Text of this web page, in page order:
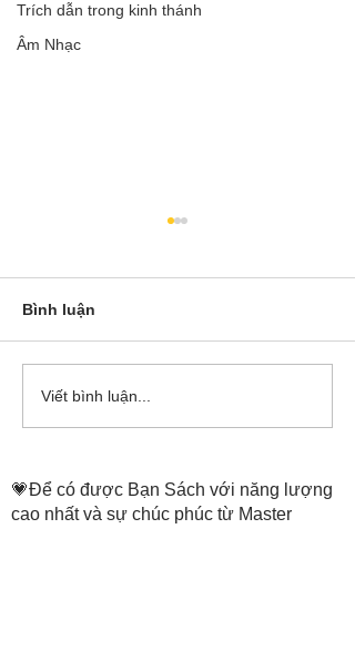
Trích dẫn trong kinh thánh
Âm Nhạc
Cô Hoa Duong chia sẻ
Bình luận
Viết bình luận...
💗Để có được Bạn Sách với năng lượng
cao nhất và sự chúc phúc từ Master